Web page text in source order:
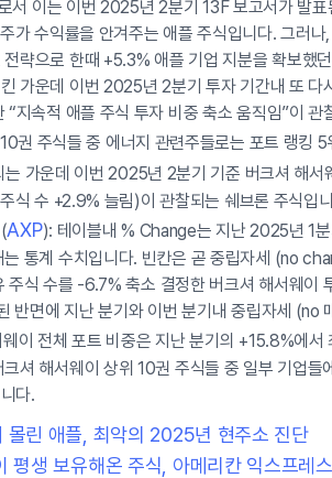
서 이는 이번 2025년 2분기 13F 보고서가 발
가 수익률을 안겨주는 애플 주식입니다. 그러
략으로 한때 +5.3% 애플 기업 지분을 확보했
가운데 이번 2025년 2분기 투자 기간내 또
“지속적 애플 주식 투자 비중 축소 움직임”이 관
권 주식들 중 에너지 관련주들로는 포트 랭킹
가운데 이번 2025년 2분기 기준 버크셔 해
식 수 +2.9% 늘림)이 관찰되는 쉐브론 주식입
AXP): 테이블내 % Change는 지난 2025년 1
통계 수치입니다. 빈칸은 곧 중립자세 (no
주식 수를 -6.7% 축소 결정한 버크셔 해서웨이
반면에 지난 분기와 이번 분기내 중립자세 (no
이 전체 포트 비중은 지난 분기의 +15.8%에
셔 해서웨이 상위 10권 주식들 중 일부 기업
다.
몰린 애플, 최악의 2025년 현주소 진단
평생 보유해온 주식, 아메리칸 익스프레스